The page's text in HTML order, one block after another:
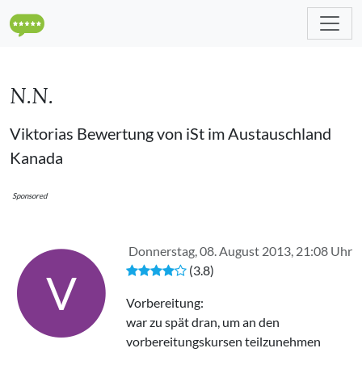
N.N.
Viktorias Bewertung von iSt im Austauschland
Kanada
Sponsored
V
Donnerstag, 08. August 2013, 21:08 Uhr
(3.8)
Vorbereitung:
war zu spät dran, um an den
vorbereitungskursen teilzunehmen